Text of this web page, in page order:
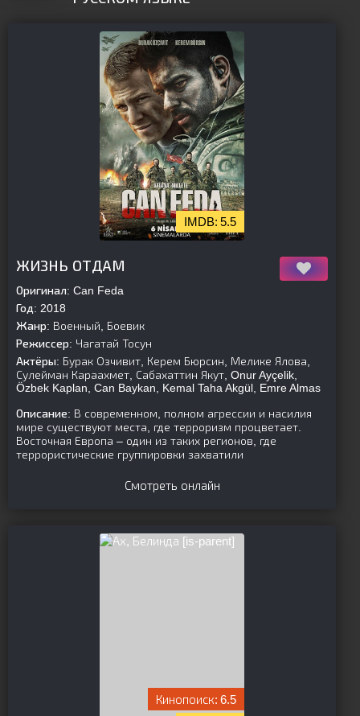
5.5
ЖИЗНЬ ОТДАМ
Оригинал: Can Feda
Год: 2018
Жанр: Военный, Боевик
Режиссер: Чагатай Тосун
Актёры: Бурак Озчивит, Керем Бюрсин, Мелике Ялова,
Сулейман Караахмет, Сабахаттин Якут, Onur Ayçelik,
Özbek Kaplan, Can Baykan, Kemal Taha Akgül, Emre Almas
Описание: В современном, полном агрессии и насилия
мире существуют места, где терроризм процветает.
Восточная Европа – один из таких регионов, где
террористические группировки захватили
Смотреть онлайн
[is-parent]
6.5